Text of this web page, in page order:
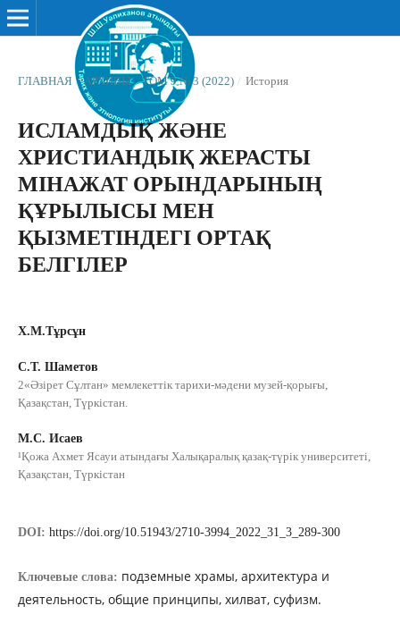
ГЛАВНАЯ / АРХИВЫ / ТОМ 9 № 3 (2022) / История
ИСЛАМДЫҚ ЖӘНЕ
ХРИСТИАНДЫҚ ЖЕРАСТЫ
МІНАЖАТ ОРЫНДАРЫНЫҢ
ҚҰРЫЛЫСЫ МЕН
ҚЫЗМЕТІНДЕГІ ОРТАҚ
БЕЛГІЛЕР
Х.М.Тұрсұн
С.Т. Шаметов
2«Әзірет Сұлтан» мемлекеттік тарихи-мәдени музей-қорығы,
Қазақстан, Түркістан.
М.С. Исаев
¹Қожа Ахмет Ясауи атындағы Халықаралық қазақ-түрік университеті,
Қазақстан, Түркістан
DOI: https://doi.org/10.51943/2710-3994_2022_31_3_289-300
Ключевые слова: подземные храмы, архитектура и
деятельность, общие принципы, хилват, суфизм.